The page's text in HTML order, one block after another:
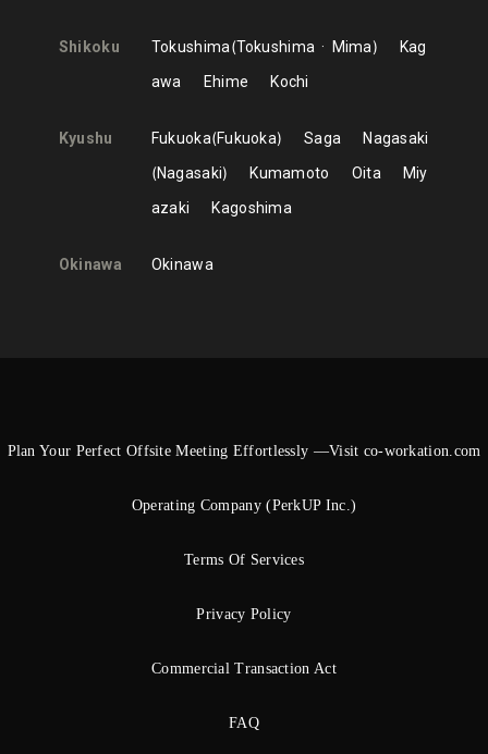
Shikoku Tokushima Tokushima Mima
Kag
awa
Ehime Kochi
Kyushu Fukuoka Fukuoka Saga
Nagasaki
Nagasaki
Kumamoto Oita
Miy
azaki
Kagoshima
Okinawa Okinawa
Plan Your Perfect Offsite Meeting Effortlessly —Visit co-workation.com
Operating Company (PerkUP Inc.)
Terms Of Services
Privacy Policy
Commercial Transaction Act
FAQ